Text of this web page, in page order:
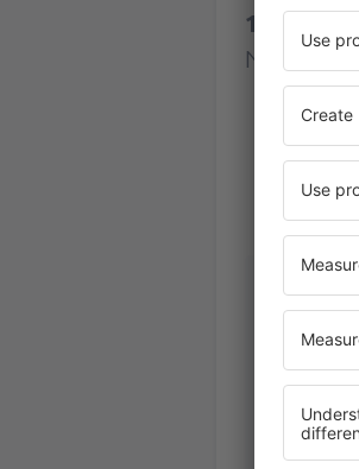
1
Nutzer
Lila
Stany
Ameryki,